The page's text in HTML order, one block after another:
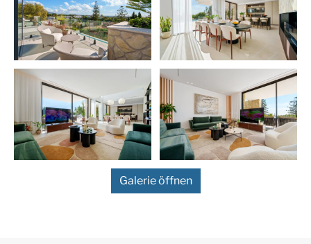
übergehen und so ein müheloses Wohngefühl zwischen
Innen und Außen schaffen – ideal zum Entspannen und
für gesellige Stunden. Bodentiefe Fenster durchfluten
die Räume mit Tageslicht und unterstreichen die klaren
Linien und die moderne Ausstattung der Villa.
Das Obergeschoss ist dem erholsamen Wohnen
gewidmet und bietet elegant eingerichtete
Schlafzimmer-Suiten, darunter ein geräumiges
Hauptschlafzimmer mit privater Terrasse,
Ankleidebereich und atemberaubender Aussicht. Die
Entertainment-Ebene bietet einen luxuriösen
Rückzugsort mit privatem Fitnessraum, Weinkeller,
Galerie öffnen